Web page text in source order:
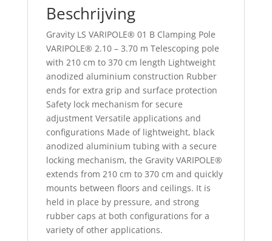
Beschrijving
Gravity LS VARIPOLE® 01 B Clamping Pole
VARIPOLE® 2.10 – 3.70 m Telescoping pole
with 210 cm to 370 cm length Lightweight
anodized aluminium construction Rubber
ends for extra grip and surface protection
Safety lock mechanism for secure
adjustment Versatile applications and
configurations Made of lightweight, black
anodized aluminium tubing with a secure
locking mechanism, the Gravity VARIPOLE®
extends from 210 cm to 370 cm and quickly
mounts between floors and ceilings. It is
held in place by pressure, and strong
rubber caps at both configurations for a
variety of other applications.